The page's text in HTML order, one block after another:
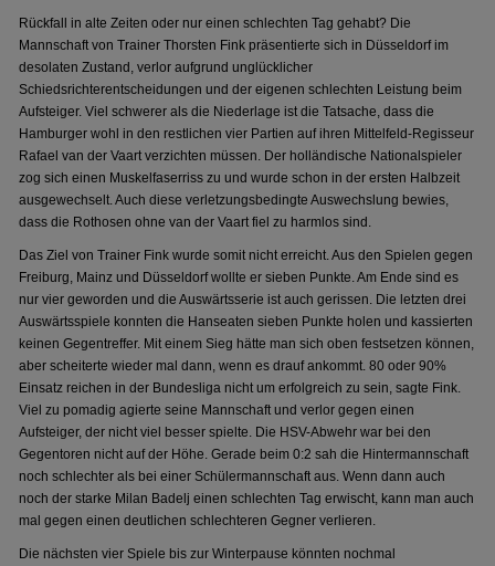
Rückfall in alte Zeiten oder nur einen schlechten Tag gehabt? Die
Mannschaft von Trainer Thorsten Fink präsentierte sich in Düsseldorf im
desolaten Zustand, verlor aufgrund unglücklicher
Schiedsrichterentscheidungen und der eigenen schlechten Leistung beim
Aufsteiger. Viel schwerer als die Niederlage ist die Tatsache, dass die
Hamburger wohl in den restlichen vier Partien auf ihren Mittelfeld-Regisseur
Rafael van der Vaart verzichten müssen. Der holländische Nationalspieler
zog sich einen Muskelfaserriss zu und wurde schon in der ersten Halbzeit
ausgewechselt. Auch diese verletzungsbedingte Auswechslung bewies,
dass die Rothosen ohne van der Vaart fiel zu harmlos sind.
Das Ziel von Trainer Fink wurde somit nicht erreicht. Aus den Spielen gegen
Freiburg, Mainz und Düsseldorf wollte er sieben Punkte. Am Ende sind es
nur vier geworden und die Auswärtsserie ist auch gerissen. Die letzten drei
Auswärtsspiele konnten die Hanseaten sieben Punkte holen und kassierten
keinen Gegentreffer. Mit einem Sieg hätte man sich oben festsetzen können,
aber scheiterte wieder mal dann, wenn es drauf ankommt. 80 oder 90%
Einsatz reichen in der Bundesliga nicht um erfolgreich zu sein, sagte Fink.
Viel zu pomadig agierte seine Mannschaft und verlor gegen einen
Aufsteiger, der nicht viel besser spielte. Die HSV-Abwehr war bei den
Gegentoren nicht auf der Höhe. Gerade beim 0:2 sah die Hintermannschaft
noch schlechter als bei einer Schülermannschaft aus. Wenn dann auch
noch der starke Milan Badelj einen schlechten Tag erwischt, kann man auch
mal gegen einen deutlichen schlechteren Gegner verlieren.
Die nächsten vier Spiele bis zur Winterpause könnten nochmal